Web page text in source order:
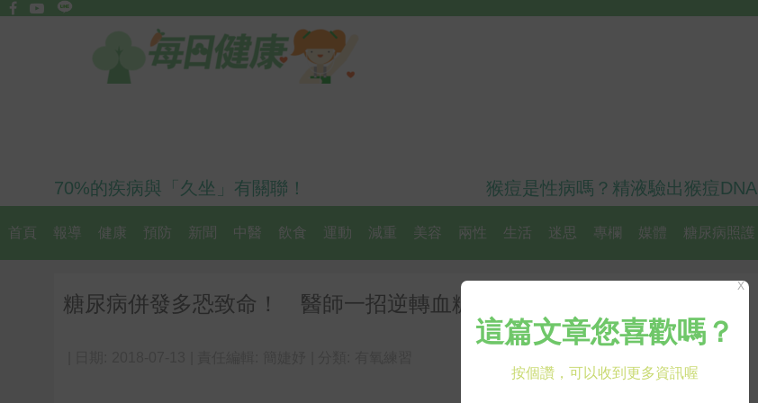
70%的疾病與「久坐」有關聯！ 猴痘是性病嗎？精液驗出猴痘DNA
首頁 報導 健康 預防 新聞 中醫 飲食 運動 減重 美容 兩性 生活 迷思 專欄 媒體 糖尿病照護
糖尿病併發多恐致命！ 醫師一招逆轉血糖危機
X